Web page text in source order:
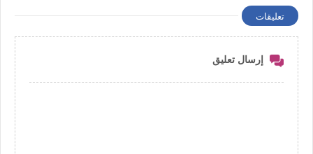
تعليقات
إرسال تعليق